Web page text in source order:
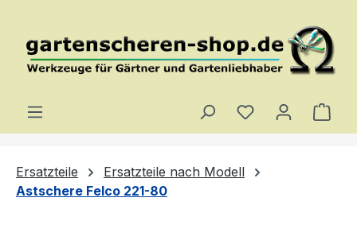
Du hast 0
Ersatzteile
Ersatzteile nach Modell
Astschere Felco 221-80